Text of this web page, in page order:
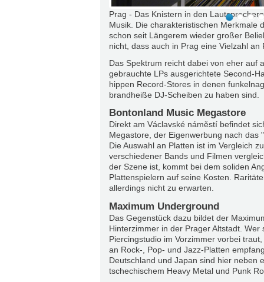
Prag - Das Knistern in den
Musik. Die charakteristischen Merkmale
schon seit Längerem wieder großer
nicht, dass auch in Prag eine Vielzahl an
Das Spektrum reicht dabei von eher auf
gebrauchte LPs ausgerichtete Second-
hippen Record-Stores in denen
brandheiße DJ-Scheiben zu haben sind.
Bontonland Music Megastore
Direkt am Václavské náměstí befindet
Megastore, der Eigenwerbung nach das
Die Auswahl an Platten ist im Vergleich
verschiedener Bands und Filmen
der Szene ist, kommt bei dem soliden
Plattenspielern auf seine Kosten.
allerdings nicht zu erwarten.
Maximum Underground
Das Gegenstück dazu bildet der
Hinterzimmer in der Prager Altstadt. Wer
Piercingstudio im Vorzimmer vorbei
an Rock-, Pop- und Jazz-Platten
Deutschland und Japan sind hier neben
tschechischem Heavy Metal und Punk